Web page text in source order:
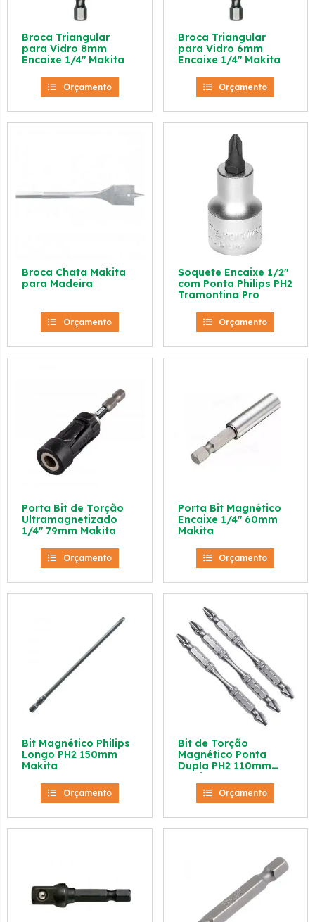
Broca Triangular
para Vidro 8mm
Encaixe 1/4″ Makita
Orçamento
Broca Triangular
para Vidro 6mm
Encaixe 1/4″ Makita
Orçamento
Broca Chata Makita
para Madeira
Orçamento
Soquete Encaixe 1/2″
com Ponta Philips PH2
Tramontina Pro
Orçamento
Porta Bit de Torção
Ultramagnetizado
1/4″ 79mm Makita
Orçamento
Porta Bit Magnético
Encaixe 1/4″ 60mm
Makita
Orçamento
Bit Magnético Philips
Longo PH2 150mm
Makita
Orçamento
Bit de Torção
Magnético Ponta
Dupla PH2 110mm
Makita
Orçamento